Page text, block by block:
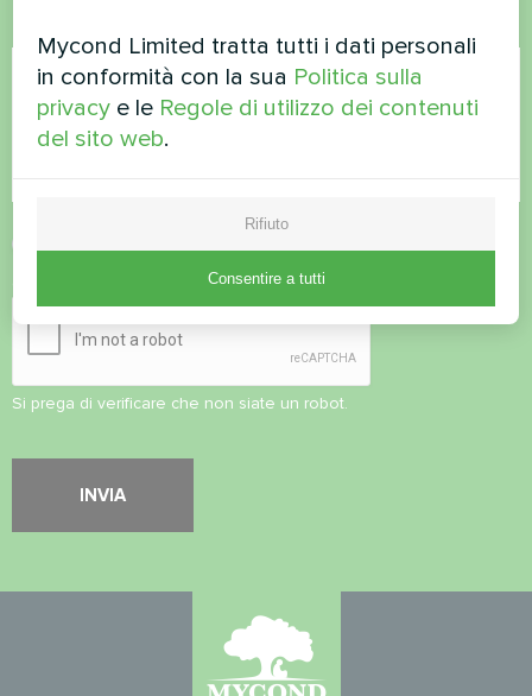
Si prega di verificare che non siate un robot.
Mycond Limited tratta tutti i dati personali
in conformità con la sua Politica sulla
privacy e le Regole di utilizzo dei contenuti
del sito web.
Rifiuto
Consentire a tutti